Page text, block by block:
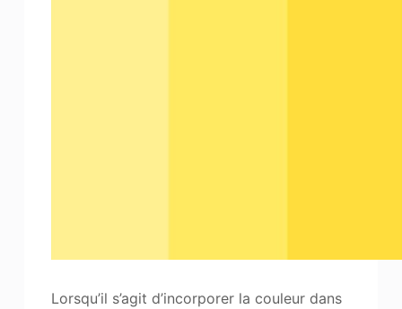
Lorsqu’il s’agit d’incorporer la couleur dans